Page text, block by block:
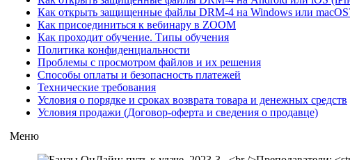
Как открыть защищенные файлы DRM-4 на Windows или
Как присоединиться к вебинару в ZOOM
Как проходит обучение. Типы обучения
Политика конфиденциальности
Проблемы с просмотром файлов и их решения
Способы оплаты и безопасность платежей
Технические требования
Условия о порядке и сроках возврата товара и денежных средств
Условия продажи (Договор-оферта и сведения о продавце)
Меню